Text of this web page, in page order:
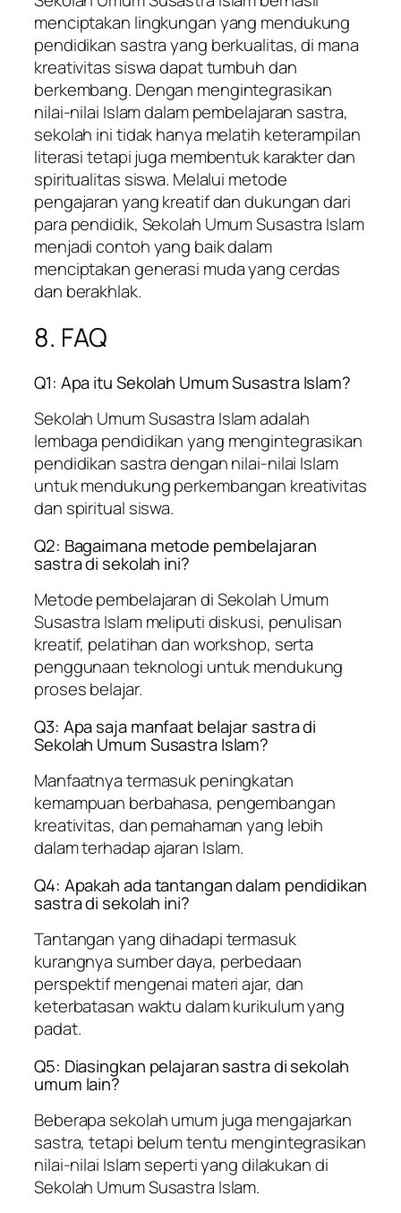
menciptakan lingkungan yang mendukung
pendidikan sastra yang berkualitas, di mana
kreativitas siswa dapat tumbuh dan
berkembang. Dengan mengintegrasikan
nilai-nilai Islam dalam pembelajaran sastra,
sekolah ini tidak hanya melatih keterampilan
literasi tetapi juga membentuk karakter dan
spiritualitas siswa. Melalui metode
pengajaran yang kreatif dan dukungan dari
para pendidik, Sekolah Umum Susastra Islam
menjadi contoh yang baik dalam
menciptakan generasi muda yang cerdas
dan berakhlak.
8. FAQ
Q1: Apa itu Sekolah Umum Susastra Islam?
Sekolah Umum Susastra Islam adalah
lembaga pendidikan yang mengintegrasikan
pendidikan sastra dengan nilai-nilai Islam
untuk mendukung perkembangan kreativitas
dan spiritual siswa.
Q2: Bagaimana metode pembelajaran
sastra di sekolah ini?
Metode pembelajaran di Sekolah Umum
Susastra Islam meliputi diskusi, penulisan
kreatif, pelatihan dan workshop, serta
penggunaan teknologi untuk mendukung
proses belajar.
Q3: Apa saja manfaat belajar sastra di
Sekolah Umum Susastra Islam?
Manfaatnya termasuk peningkatan
kemampuan berbahasa, pengembangan
kreativitas, dan pemahaman yang lebih
dalam terhadap ajaran Islam.
Q4: Apakah ada tantangan dalam pendidikan
sastra di sekolah ini?
Tantangan yang dihadapi termasuk
kurangnya sumber daya, perbedaan
perspektif mengenai materi ajar, dan
keterbatasan waktu dalam kurikulum yang
padat.
Q5: Diasingkan pelajaran sastra di sekolah
umum lain?
Beberapa sekolah umum juga mengajarkan
sastra, tetapi belum tentu mengintegrasikan
nilai-nilai Islam seperti yang dilakukan di
Sekolah Umum Susastra Islam.